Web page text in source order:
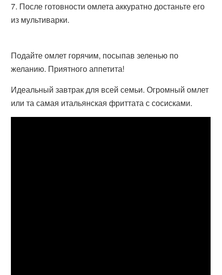
После готовности омлета аккуратно достаньте его
из мультиварки.
Подайте омлет горячим, посыпав зеленью по
желанию. Приятного аппетита!
Идеальный завтрак для всей семьи. Огромный омлет
или та самая итальянская фриттата с сосисками.